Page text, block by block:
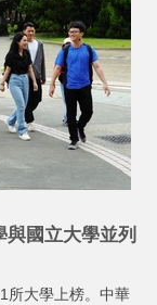
國立大學並列
所大學上榜。中華